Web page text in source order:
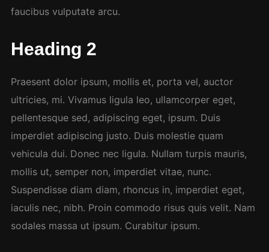
faucibus vulputate arcu.
Heading 2
Praesent dolor ipsum, mollis et, porta vel, auctor
ultricies, mi. Vivamus ligula leo, ullamcorper eget,
pellentesque sed, adipiscing eget, ipsum. Duis
imperdiet adipiscing justo. Duis molestie quam
vehicula dui. Donec nec ligula. Nullam turpis mauris,
mollis ut, semper non, imperdiet vitae, nunc.
Suspendisse diam diam, rhoncus in, imperdiet eget,
iaculis nec, nibh. Proin commodo risus quis velit. Nam
sodales massa ut ipsum. Curabitur ipsum.